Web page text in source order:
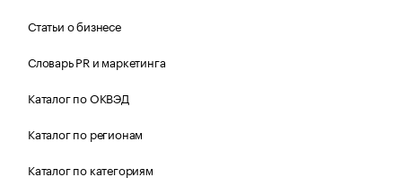
Статьи о бизнесе
Словарь PR и маркетинга
Каталог по ОКВЭД
Каталог по регионам
Каталог по категориям